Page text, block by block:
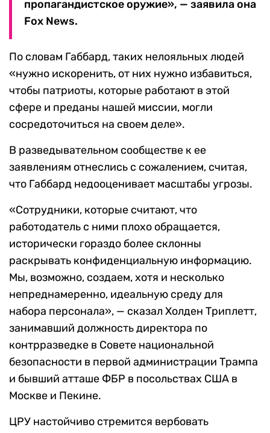
пропагандистское оружие», — заявила она
Fox News.
По словам Габбард, таких нелояльных людей
«нужно искоренить, от них нужно избавиться,
чтобы патриоты, которые работают в этой
сфере и преданы нашей миссии, могли
сосредоточиться на своем деле».
В разведывательном сообществе к ее
заявлениям отнеслись с сожалением, считая,
что Габбард недооценивает масштабы угрозы.
«Сотрудники, которые считают, что
работодатель с ними плохо обращается,
исторически гораздо более склонны
раскрывать конфиденциальную информацию.
Мы, возможно, создаем, хотя и несколько
непреднамеренно, идеальную среду для
набора персонала», — сказал Холден Триплетт,
занимавший должность директора по
контрразведке в Совете национальной
безопасности в первой администрации Трампа
и бывший атташе ФБР в посольствах США в
Москве и Пекине.
ЦРУ настойчиво стремится вербовать